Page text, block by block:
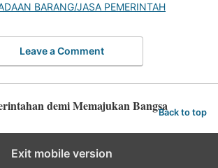
BARANG/JASA PEMERINTAH
Leave a Comment
demi Memajukan BangsaBack to top
Exit mobile version